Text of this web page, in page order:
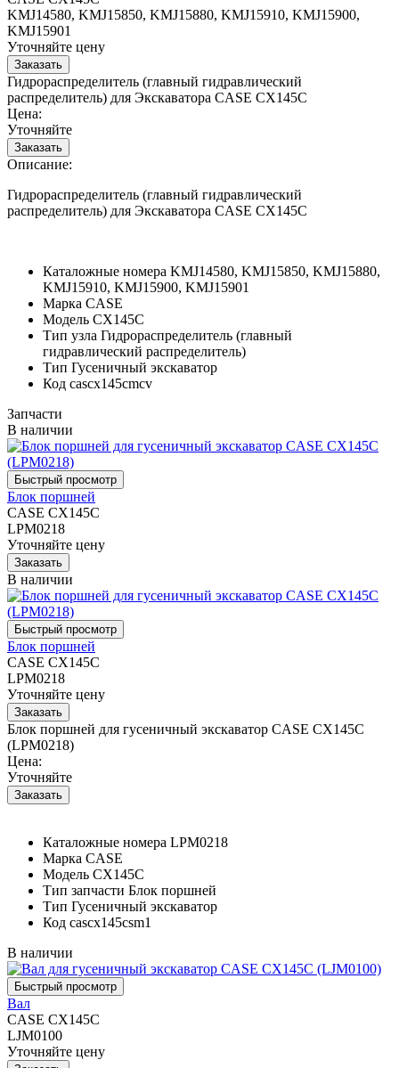
KMJ14580, KMJ15850, KMJ15880, KMJ15910, KMJ15900,
KMJ15901
Уточняйте цену
Гидрораспределитель (главный гидравлический
распределитель) для Экскаватора CASE CX145C
Цена:
Уточняйте
Описание:
Гидрораспределитель (главный гидравлический
распределитель) для Экскаватора CASE CX145C
Каталожные номера KMJ14580, KMJ15850, KMJ15880,
KMJ15910, KMJ15900, KMJ15901
Марка CASE
Модель CX145C
Тип узла Гидрораспределитель (главный
гидравлический распределитель)
Тип Гусеничный экскаватор
Код cascx145cmcv
Запчасти
В наличии
Блок поршней
CASE CX145C
LPM0218
Уточняйте цену
В наличии
Блок поршней
CASE CX145C
LPM0218
Уточняйте цену
Блок поршней для гусеничный экскаватор CASE CX145C
(LPM0218)
Цена:
Уточняйте
Каталожные номера LPM0218
Марка CASE
Модель CX145C
Тип запчасти Блок поршней
Тип Гусеничный экскаватор
Код cascx145csm1
В наличии
Вал
CASE CX145C
LJM0100
Уточняйте цену